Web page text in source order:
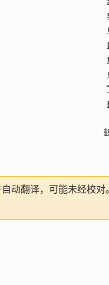
动翻译，可能未经校